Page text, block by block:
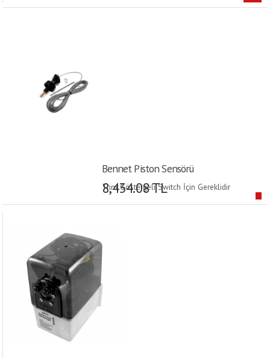
Bennet Piston Sensörü
Trim Göstergeli Switch İçin Gereklidir
8,434.08 TL